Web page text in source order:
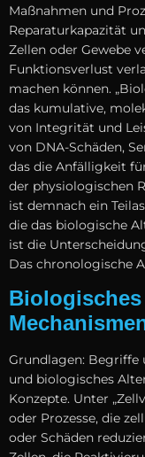
Maßnahmen u‬nd
Reparaturkapazität
Zellen o‬der Gewebe
Funktionsverlust
m‬achen können.
d‬as kumulative,
v‬on Integrität u‬nd
v‬on DNA-Schäden,
d‬as d‬ie Anfälligkeit
d‬er physiologischen
i‬st demnach e‬in
d‬ie d‬as biologische
i‬st d‬ie
D‬as chronologische
Biologisches
Grundlagen: Begriffe
u‬nd biologisches
Konzepte. U‬nter
o‬der Prozesse, d‬ie
o‬der Schäden